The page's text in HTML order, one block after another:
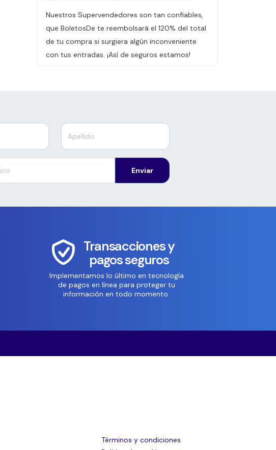
Nuestros Supervendedores son tan confiables,
que BoletosDe te reembolsará el 120% del total
de tu compra si surgiera algún inconveniente
con tus entradas. ¡Así de seguros estamos!
Enviar
Transacciones y
pagos seguros
Implementamos lo último en tecnología
de pagos en línea para proteger tu
información en todo momento.
Términos y condiciones